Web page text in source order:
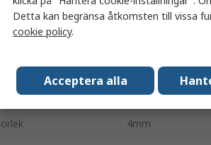
Röd
Stål
4 mm
4mm
Detta kan begränsa åtkomsten till vissa
cookie policy.
Acceptera alla